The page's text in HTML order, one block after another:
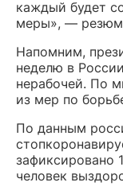
каждый будет
меры», —
Напомним,
неделю в
нерабочей. По
из мер по
По данным
зафиксировано
человек